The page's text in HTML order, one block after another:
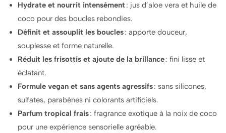
Hydrate et nourrit intensément : jus d’aloe vera et huile de
coco pour des boucles rebondies.
Définit et assouplit les boucles: apporte douceur,
souplesse et forme naturelle.
Réduit les frisottis et ajoute de la brillance: fini lisse et
éclatant.
Formule vegan et sans agents agressifs: sans silicones,
sulfates, parabènes ni colorants artificiels.
Parfum tropical frais: fragrance exotique à la noix de coco
pour une expérience sensorielle agréable.